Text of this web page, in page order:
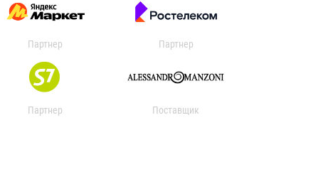
Партнер Партнер
Партнер Поставщик